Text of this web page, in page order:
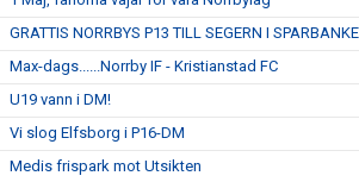
GRATTIS NORRBYS P13 TILL SEGERN I
Max-dags......Norrby IF - Kristianstad FC
U19 vann i DM!
Vi slog Elfsborg i P16-DM
Medis frispark mot Utsikten